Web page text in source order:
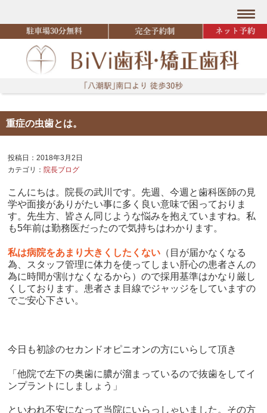
重症の虫歯とは。
投稿日：2018年3月2日
カテゴリ： 院長ブログ
こんにちは。院長の武川です。先週、今週と歯科医師の見
学や面接がありがたい事に多く良い意味で困っておりま
す。先生方、皆さん同じような悩みを抱えていますね。私
も5年前は勤務医だったので気持ちはわかります。
私は病院をあまり大きくしたくない （目が届かなくなる
為、スタッフ管理に体力を使ってしまい肝心の患者さんの
為に時間が割けなくなるから）ので採用基準はかなり厳し
くしております。患者さま目線でジャッジをしていますの
でご安心下さい。
今日も初診のセカンドオピニオンの方にいらして頂き
「他院で左下の奥歯に膿が溜まっているので抜歯をしてイ
ンプラントにしましょう」
といわれ不安になって当院にいらっしゃいました。その方